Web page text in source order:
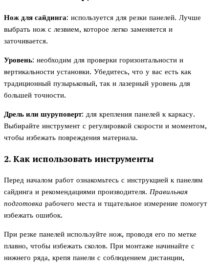
Нож для сайдинга: используется для резки панелей. Лучше
выбрать нож с лезвием, которое легко заменяется и
заточивается.
Уровень: необходим для проверки горизонтальности и
вертикальности установки. Убедитесь, что у вас есть как
традиционный пузырьковый, так и лазерный уровень для
большей точности.
Дрель или шуруповерт: для крепления панелей к каркасу.
Выбирайте инструмент с регулировкой скорости и моментом,
чтобы избежать повреждения материала.
2. Как использовать инструменты
Перед началом работ ознакомьтесь с инструкцией к панелям
сайдинга и рекомендациями производителя. Правильная
подготовка рабочего места и тщательное измерение помогут
избежать ошибок.
При резке панелей используйте нож, проводя его по метке
плавно, чтобы избежать сколов. При монтаже начинайте с
нижнего ряда, крепя панели с соблюдением дистанции,